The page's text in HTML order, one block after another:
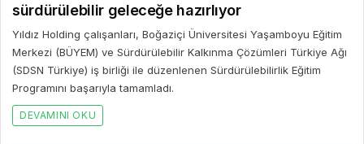
sürdürülebilir geleceğe hazırlıyor
Yıldız Holding çalışanları, Boğaziçi Üniversitesi Yaşamboyu Eğitim
Merkezi (BÜYEM) ve Sürdürülebilir Kalkınma Çözümleri Türkiye Ağı
(SDSN Türkiye) iş birliği ile düzenlenen Sürdürülebilirlik Eğitim
Programını başarıyla tamamladı.
DEVAMINI OKU